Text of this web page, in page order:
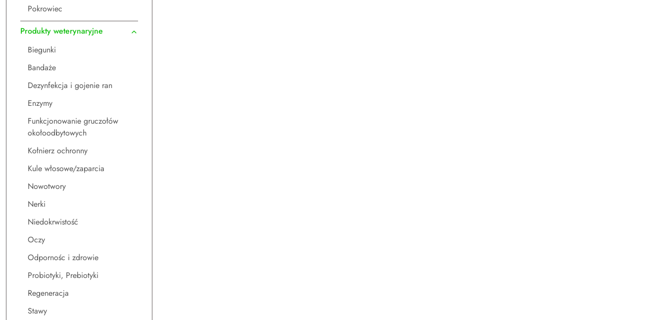
Pokrowiec
Produkty weterynaryjne
Biegunki
Bandaże
Dezynfekcja i gojenie ran
Enzymy
Funkcjonowanie gruczołów
okołoodbytowych
Kołnierz ochronny
Kule włosowe/zaparcia
Nowotwory
Nerki
Niedokrwistość
Oczy
Odpornośc i zdrowie
Probiotyki, Prebiotyki
Regeneracja
Stawy